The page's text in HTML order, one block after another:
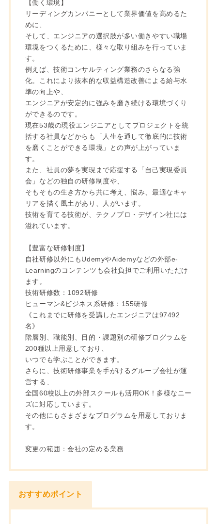
【働く環境】
リーディングカンパニーとして業界価値を高めるた
めに、
そして、エンジニアの選択肢が多い働きやすい職場
環境をつくるために、様々な取り組みを行っていま
す。
例えば、技術コンサルティング業務のさらなる強
化。これにより抜本的な収益構造改善による給与水
準の向上や、
エンジニアが安定的に強みを磨き続ける環境づくり
ができるのです。
現在53歳の現役エンジニアとしてプロジェクトを統
括する社員などからも「人生を通して徹底的に技術
を磨くことができる環境」との声が上がっていま
す。
また、社員の夢を実現まで応援する「自己実現委員
会」などの独自の研修制度や、
そもそもの生き方から共に考え、悩み、最適なキャ
リアを描く風土があり、人がいます。
技術を育てる技術が、テクノプロ・デザイン社には
溢れています。
【豊富な研修制度】
自社研修以外にもUdemyやAidemyなどの外部e-
Learningのコンテンツも会社負担でご利用いただけ
ます。
技術研修数：1092研修
ヒューマン&ビジネス系研修：155研修
《これまでに研修を受講したエンジニアは97492
名》
階層別、職能別、目的・課題別の研修プログラムを
200種以上用意しており、
いつでも学ぶことができます。
さらに、技術研修事業を手がけるグループ会社が運
営する、
全国60校以上の外部スクールも活用OK！多様なニー
ズに対応しています。
その他にもさまざまなプログラムを用意しておりま
す。
変更の範囲：会社の定める業務
おすすめポイント